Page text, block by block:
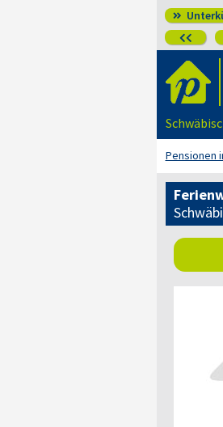


Pensionen